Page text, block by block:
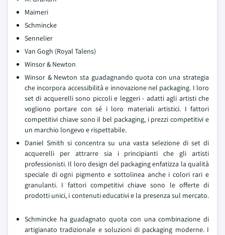
Maimeri
Schmincke
Sennelier
Van Gogh (Royal Talens)
Winsor & Newton
Winsor & Newton sta guadagnando quota con una strategia
che incorpora accessibilità e innovazione nel packaging. I loro
set di acquerelli sono piccoli e leggeri - adatti agli artisti che
vogliono portare con sé i loro materiali artistici. I fattori
competitivi chiave sono il bel packaging, i prezzi competitivi e
un marchio longevo e rispettabile.
Daniel Smith si concentra su una vasta selezione di set di
acquerelli per attrarre sia i principianti che gli artisti
professionisti. Il loro design del packaging enfatizza la qualità
speciale di ogni pigmento e sottolinea anche i colori rari e
granulanti. I fattori competitivi chiave sono le offerte di
prodotti unici, i contenuti educativi e la presenza sul mercato.
Schmincke ha guadagnato quota con una combinazione di
artigianato tradizionale e soluzioni di packaging moderne. I